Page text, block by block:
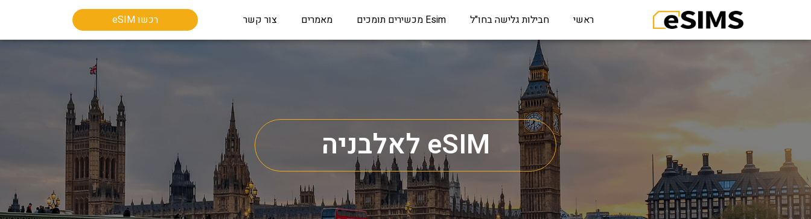
ראשי חבילות גלישה בחו"ל Esim מכשירים תומכים מאמרים צור קשר רכשו eSIM
eSIM לאלבניה